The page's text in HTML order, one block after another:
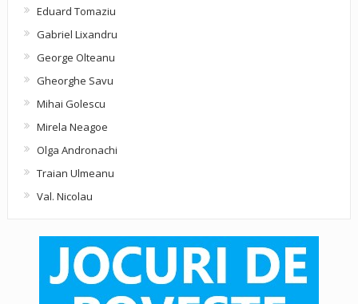
Eduard Tomaziu
Gabriel Lixandru
George Olteanu
Gheorghe Savu
Mihai Golescu
Mirela Neagoe
Olga Andronachi
Traian Ulmeanu
Val. Nicolau